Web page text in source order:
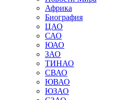
Африка
Биография
ЦАО
САО
ЮАО
ЗАО
ТИНАО
СВАО
ЮВАО
ЮЗАО